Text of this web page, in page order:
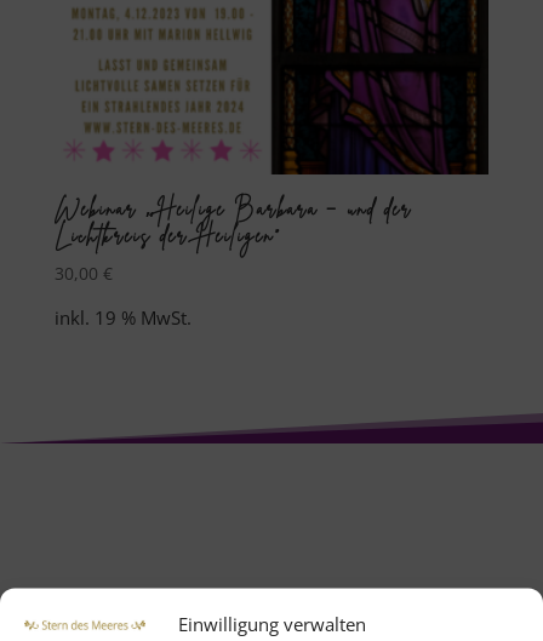
Einwilligung verwalten
Webinar „Heilige Barbara – und der
Lichtkreis der Heiligen“
30,00 €
inkl. 19 % MwSt.